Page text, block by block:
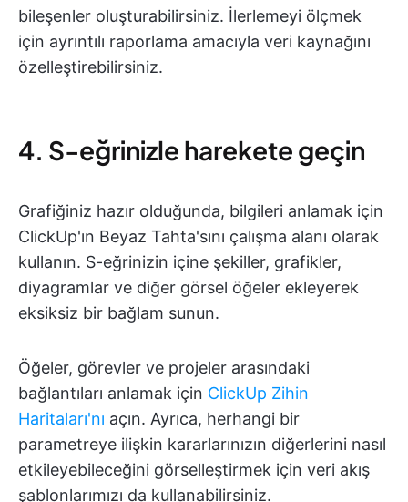
bileşenler oluşturabilirsiniz. İlerlemeyi ölçmek
için ayrıntılı raporlama amacıyla veri kaynağını
özelleştirebilirsiniz.
4. S-eğrinizle harekete geçin
Grafiğiniz hazır olduğunda, bilgileri anlamak için
ClickUp'ın Beyaz Tahta'sını çalışma alanı olarak
kullanın. S-eğrinizin içine şekiller, grafikler,
diyagramlar ve diğer görsel öğeler ekleyerek
eksiksiz bir bağlam sunun.
Öğeler, görevler ve projeler arasındaki
bağlantıları anlamak için ClickUp Zihin
Haritaları'nı açın. Ayrıca, herhangi bir
parametreye ilişkin kararlarınızın diğerlerini nasıl
etkileyebileceğini görselleştirmek için veri akış
şablonlarımızı da kullanabilirsiniz.